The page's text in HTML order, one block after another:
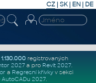
CZ | SK| EN | DE
1.130.000registrovaných
2027a pro Revit 2027.
a Regresní křivkyv sekci
2027.